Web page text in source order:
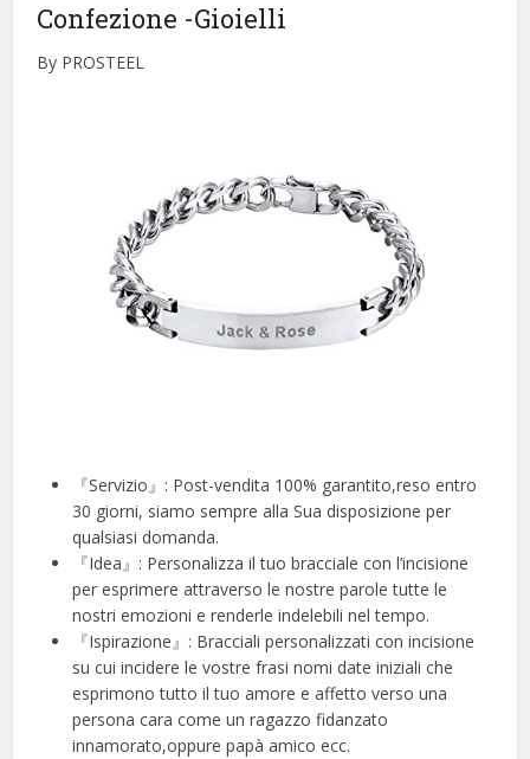
Confezione -Gioielli
By PROSTEEL
『Servizio』: Post-vendita 100% garantito,reso entro
30 giorni, siamo sempre alla Sua disposizione per
qualsiasi domanda.
『Idea』: Personalizza il tuo bracciale con l’incisione
per esprimere attraverso le nostre parole tutte le
nostri emozioni e renderle indelebili nel tempo.
『Ispirazione』: Bracciali personalizzati con incisione
su cui incidere le vostre frasi nomi date iniziali che
esprimono tutto il tuo amore e affetto verso una
persona cara come un ragazzo fidanzato
innamorato,oppure papà amico ecc.